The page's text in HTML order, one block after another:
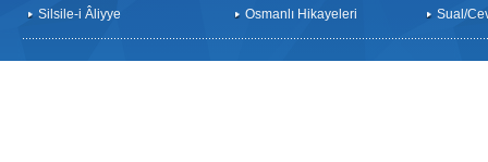
Silsile-i Âliyye
Osmanlı Hikayeleri
Sual/